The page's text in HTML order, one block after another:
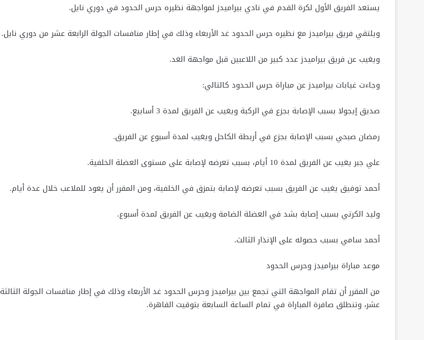
يستعد الفريق الأول لكرة القدم في نادي بيراميدز لمواجهة نظيره حرس الحدود في دوري نايل.
ويلتقي فريق بيراميدز مع نظيره حرس الحدود غد الأربعاء وذلك في إطار منافسات الجولة الرابعة عشر من دوري نايل.
ويغيب عن فريق بيراميدز عدد كبير من اللاعبين قبل مواجهة الغد.
وجاءت غيابات بيراميدز عن مباراة حرس الحدود كالتالي:
صديق إيجولا بسبب الإصابة بجزع في الركبة ويغيب عن الفريق لمدة 3 أسابيع.
رمضان صبحي بسبب الإصابة بجزع في أربطة الكاحل ويغيب لمدة أسبوع عن الفريق.
علي جبر يغيب عن الفريق لمدة 10 أيام، بسبب تعرضه لإصابة على مستوى العضلة الخلفية.
أحمد توفيق يغيب عن الفريق بسبب تعرضه لإصابة بتمزق في الخلفية، ومن المقرر أن يعود للملاعب خلال عدة أيام.
وليد الكرتي بسبب إصابة بشد في العضلة الضامة ويغيب عن الفريق لمدة أسبوع.
أحمد سامي بسبب حصوله على الإنذار الثالث.
موعد مباراة بيراميدز وحرس الحدود
من المقرر أن تقام المواجهة التي تجمع بين بيراميدز وحرس الحدود غد الأربعاء وذلك في إطار منافسات الجولة الثالثة
عشر، وتنطلق صافرة المباراة في تمام الساعة السابعة بتوقيت القاهرة.